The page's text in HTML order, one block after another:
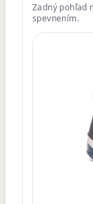
Zadný pohľad
spevnením.